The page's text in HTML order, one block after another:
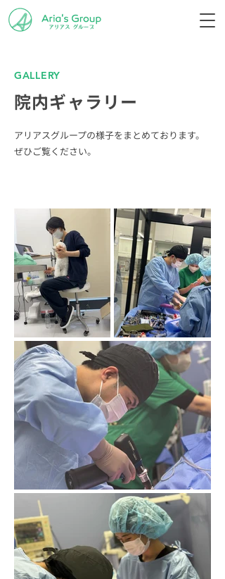
GALLERY
院内ギャラリー
アリアスグループの様子をまとめております。
ぜひご覧ください。